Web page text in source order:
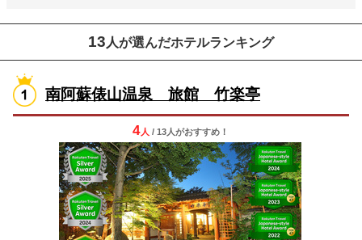
13 人が選んだホテルランキング
南阿蘇俵山温泉 旅館 竹楽亭
4人 / 13人がおすすめ！